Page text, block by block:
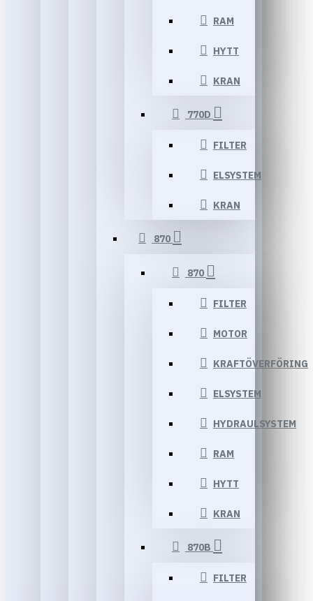
RAM
HYTT
KRAN
770D
FILTER
ELSYSTEM
KRAN
870
870
FILTER
MOTOR
KRAFTÖVERFÖRING
ELSYSTEM
HYDRAULSYSTEM
RAM
HYTT
KRAN
870B
FILTER